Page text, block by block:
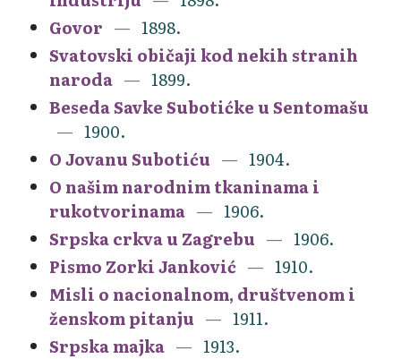
Govor
1898.
Svatovski običaji kod nekih stranih
naroda
1899.
Beseda Savke Subotićke u Sentomašu
1900.
O Jovanu Subotiću
1904.
O našim narodnim tkaninama i
rukotvorinama
1906.
Srpska crkva u Zagrebu
1906.
Pismo Zorki Janković
1910.
Misli o nacionalnom, društvenom i
ženskom pitanju
1911.
Srpska majka
1913.